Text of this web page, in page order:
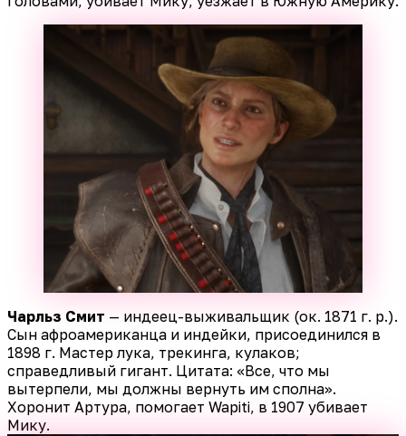
Чарльз Смит — индеец-выживальщик (ок. 1871 г. р.).
Сын афроамериканца и индейки, присоединился в
1898 г. Мастер лука, трекинга, кулаков;
справедливый гигант. Цитата: «Все, что мы
вытерпели, мы должны вернуть им сполна».
Хоронит Артура, помогает Wapiti, в 1907 убивает
Мику.